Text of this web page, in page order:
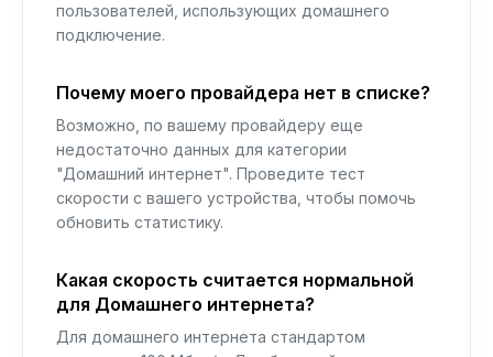
пользователей, использующих домашнего
подключение.
Почему моего провайдера нет в списке?
Возможно, по вашему провайдеру еще
недостаточно данных для категории
"Домашний интернет". Проведите тест
скорости с вашего устройства, чтобы помочь
обновить статистику.
Какая скорость считается нормальной
для Домашнего интернета?
Для домашнего интернета стандартом